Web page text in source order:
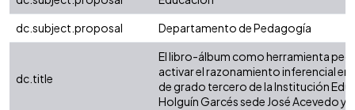
dc.subject.proposal
Departamento de Pedagogía
dc.title
El libro-álbum como herramienta
activar el razonamiento inferencial en
de grado tercero de la Institución
Holguín Garcés sede José Acevedo y